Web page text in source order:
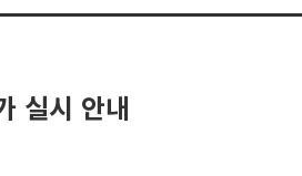
실시 안내